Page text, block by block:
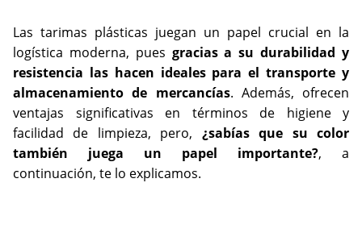
Las tarimas plásticas juegan un papel crucial en la
logística moderna, pues gracias a su durabilidad y
resistencia las hacen ideales para el transporte y
almacenamiento de mercancías. Además, ofrecen
ventajas significativas en términos de higiene y
facilidad de limpieza, pero, ¿sabías que su color
también juega un papel importante?, a
continuación, te lo explicamos.